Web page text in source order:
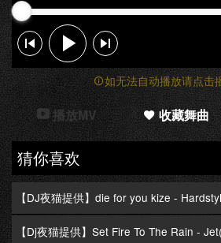
如无法自动播放请点击
播放MV 收藏舞曲
猜你喜欢
【DJ夜猫提供】die for you kize -
【Dj夜猫提供】Set Fire To The Rain -